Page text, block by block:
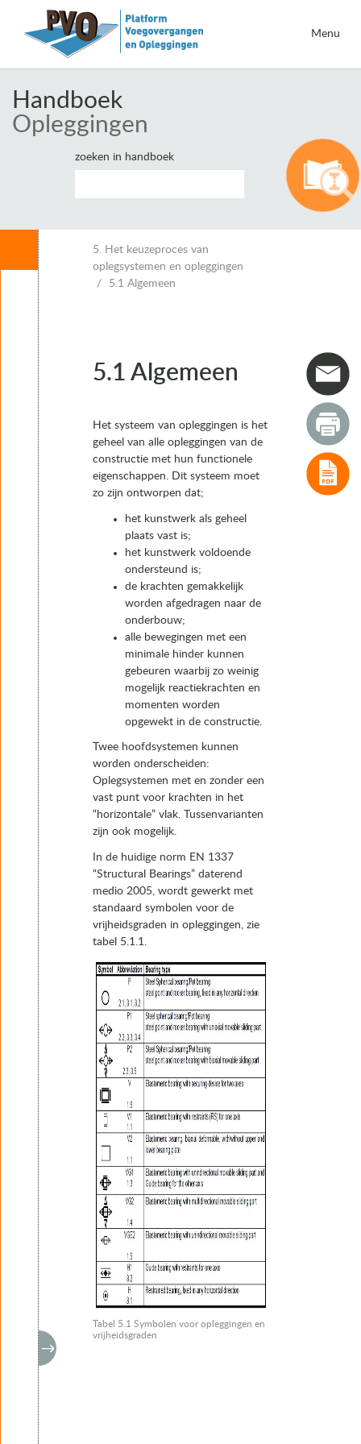
Menu
Handboek
Opleggingen
zoeken in handboek
4. Typen opleggingen
5. Het keuzeproces van oplegsystemen en opleggingen
5.3 Oplegsystemen zonder vast punt: “drijvend”
5.4 Combinatie oplegsystemen
5.6 Keuze van opleggingen en afschatting ruimtebeslag
6. Realisatie
7. Instandhouding
5. Het keuzeproces van
oplegsystemen en opleggingen
5.1 Algemeen
5.1 Algemeen
Het systeem van opleggingen is het
geheel van alle opleggingen van de
constructie met hun functionele
eigenschappen. Dit systeem moet
zo zijn ontworpen dat;
het kunstwerk als geheel
plaats vast is;
het kunstwerk voldoende
ondersteund is;
de krachten gemakkelijk
worden afgedragen naar de
onderbouw;
alle bewegingen met een
minimale hinder kunnen
gebeuren waarbij zo weinig
mogelijk reactiekrachten en
momenten worden
opgewekt in de constructie.
Twee hoofdsystemen kunnen
worden onderscheiden:
Oplegsystemen met en zonder een
vast punt voor krachten in het
“horizontale” vlak. Tussenvarianten
zijn ook mogelijk.
In de huidige norm EN 1337
“Structural Bearings” daterend
medio 2005, wordt gewerkt met
standaard symbolen voor de
vrijheidsgraden in opleggingen, zie
tabel 5.1.1.
Tabel 5.1 Symbolen voor opleggingen en
vrijheidsgraden